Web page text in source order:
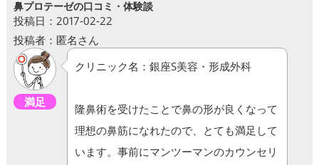
鼻プロテーゼの口コミ・体験談
投稿日：2017-02-22
投稿者：匿名さん
満足
クリニック名：銀座S美容・形成外科
隆鼻術を受けたことで鼻の形が良くなって
理想の鼻筋になれたので、とても満足して
います。事前にマンツーマンのカウンセリ